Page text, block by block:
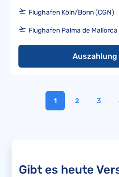
Flughafen Köln/Bonn (CGN)
Flughafen Palma de Mallorca
1 2 3
Gibt es heute